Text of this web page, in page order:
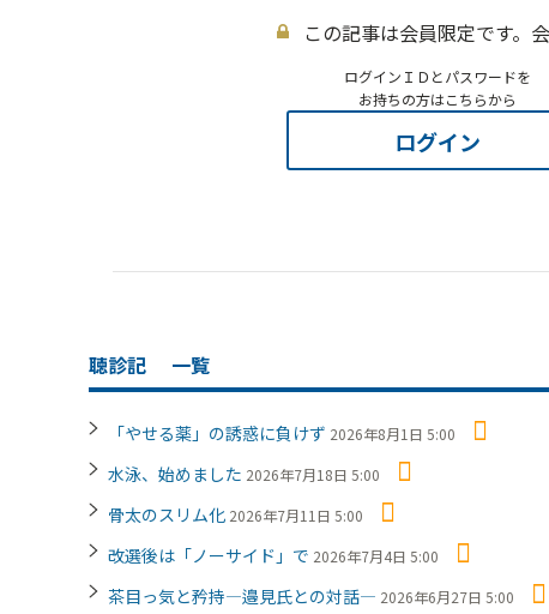
この記事は会員限定です。
ログインＩＤとパスワードを
お持ちの方はこちらから
ログイン
聴診記 一覧
「やせる薬」の誘惑に負けず 2026年8月1日 5:00
水泳、始めました 2026年7月18日 5:00
骨太のスリム化 2026年7月11日 5:00
改選後は「ノーサイド」で 2026年7月4日 5:00
茶目っ気と矜持―邉見氏との対話― 2026年6月27日 5:00